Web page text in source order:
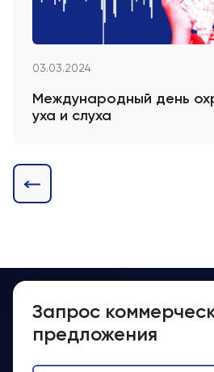
03.03.2024
Международный день
уха и слуха
Запрос
предложения